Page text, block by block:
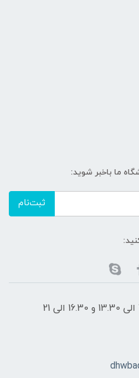
ما باخبر شوید:
ثبت‌نام
شنبه تا پنج‌شنبه ساعت 7.30 الی 13.30 و 16.30 الی 21